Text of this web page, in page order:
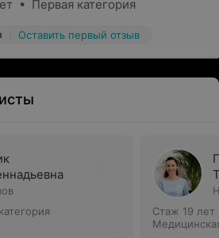
• Первая категория
Оставить первый отзыв
Стаж 19 лет